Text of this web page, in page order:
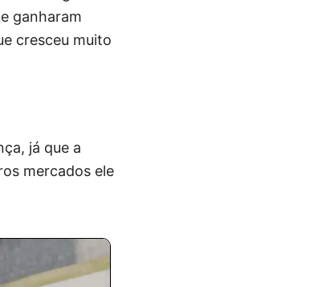
ganharam
cresceu muito
já que a
mercados ele